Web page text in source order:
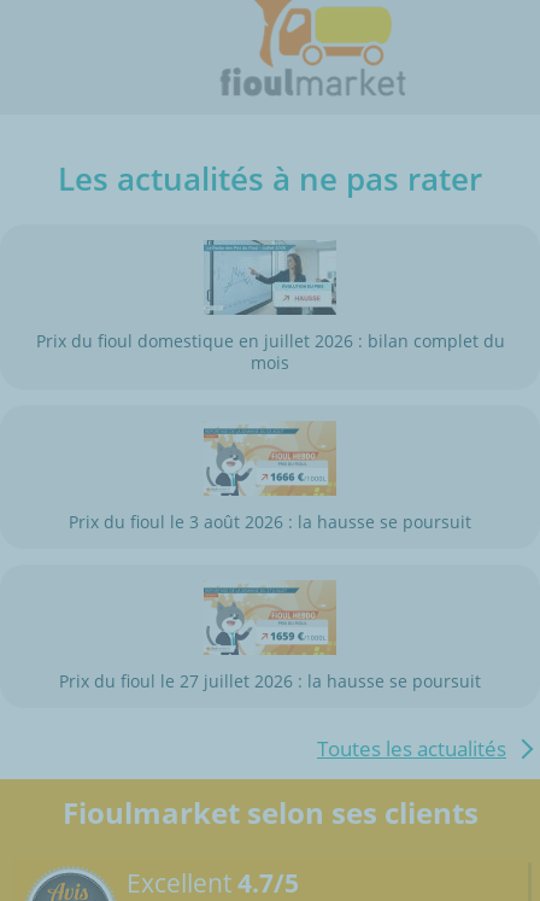
Les actualités à ne pas rater
Prix du fioul domestique en juillet 2026 : bilan complet du
mois
Prix du fioul le 3 août 2026 : la hausse se poursuit
Prix du fioul le 27 juillet 2026 : la hausse se poursuit
Toutes les actualités
Fioulmarket selon ses clients
Excellent4.7/5